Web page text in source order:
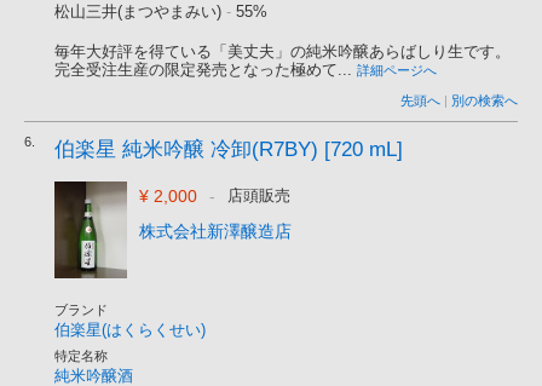
松山三井(まつやまみい) - 55%
毎年大好評を得ている「美丈夫」の純米吟醸あらばしり生です。
完全受注生産の限定発売となった極めて... 詳細ページへ
先頭へ | 別の検索へ
6. 伯楽星 純米吟醸 冷卸(R7BY) [720 mL]
¥ 2,000 - 店頭販売
株式会社新澤醸造店
ブランド
伯楽星(はくらくせい)
特定名称
純米吟醸酒